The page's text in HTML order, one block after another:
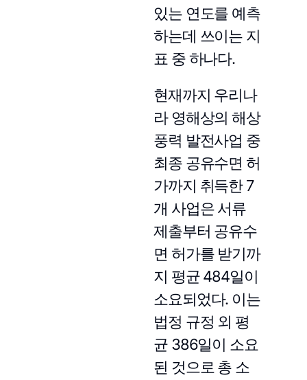
있는 연도를 예측
하는데 쓰이는 지
표 중 하나다.
현재까지 우리나
라 영해상의 해상
풍력 발전사업 중
최종 공유수면 허
가까지 취득한 7
개 사업은 서류
제출부터 공유수
면 허가를 받기까
지 평균 484일이
소요되었다. 이는
법정 규정 외 평
균 386일이 소요
된 것으로 총 소